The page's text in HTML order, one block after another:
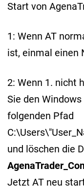
Start von
1: Wenn AT
ist, einmal einen
2: Wenn 1. nicht
Sie den
folgenden Pfad
und löschen die
Jetzt AT neu